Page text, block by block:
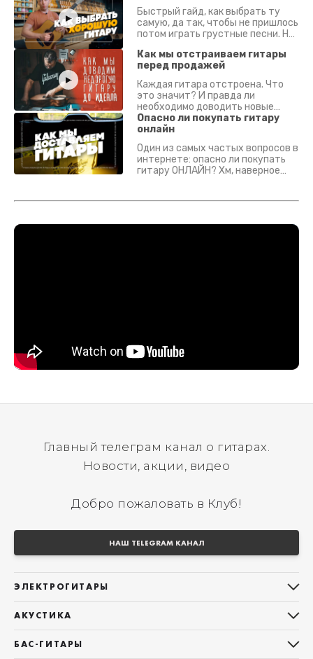
Быстрый гайд, как выбрать ту
самую, да так, чтобы не пришлось
потом играть грустные песни. На
Как мы отстраиваем гитары
перед продажей
Каждая гитара отстроена. Что
это значит? И правда ли
необходимо доводить новые
гитары? Если кратко - да.
Подробно - в видео :)
Опасно ли покупать гитару
онлайн
Один из самых частых вопросов в
интернете: опасно ли покупать
гитару ОНЛАЙН? Хм, наверное
застрахован. Случись что -
Главный телеграм канал о гитарах.
Новости, акции, видео
Добро пожаловать в Клуб!
НАШ TELEGRAM КАНАЛ
ЭЛЕКТРОГИТАРЫ
Telecaster
АКУСТИКА
БАС-ГИТАРЫ